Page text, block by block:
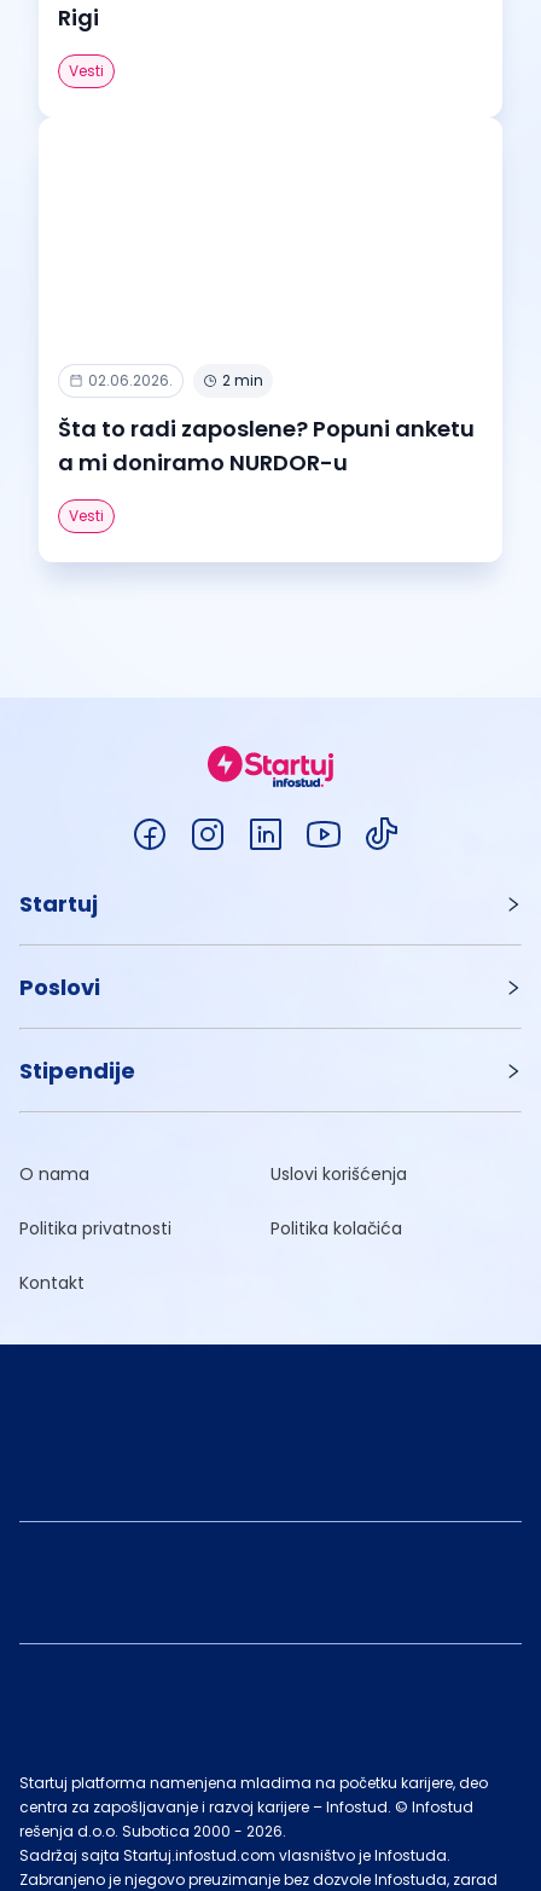
Rigi
Vesti
02.06.2026. 2 min
Šta to radi zaposlene? Popuni anketu
a mi doniramo NURDOR-u
Vesti
Startuj
Poslovi
Stipendije
O nama Uslovi korišćenja
Politika privatnosti Politika kolačića
Kontakt
Startuj platforma namenjena mladima na početku karijere, deo
centra za zapošljavanje i razvoj karijere – Infostud. © Infostud
rešenja d.o.o. Subotica 2000 - 2026.
Sadržaj sajta Startuj.infostud.com vlasništvo je Infostuda.
Zabranjeno je njegovo preuzimanje bez dozvole Infostuda, zarad